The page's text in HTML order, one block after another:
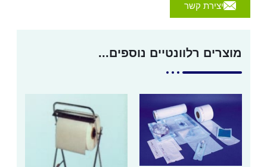
יצירת קשר
מוצרים רלוונטיים נוספים...